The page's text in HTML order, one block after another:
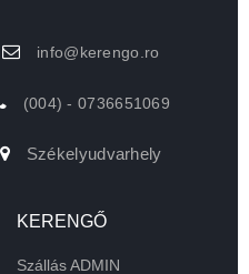
info@kerengo.ro
(004) - 0736651069
Székelyudvarhely
KERENGŐ
Szállás ADMIN